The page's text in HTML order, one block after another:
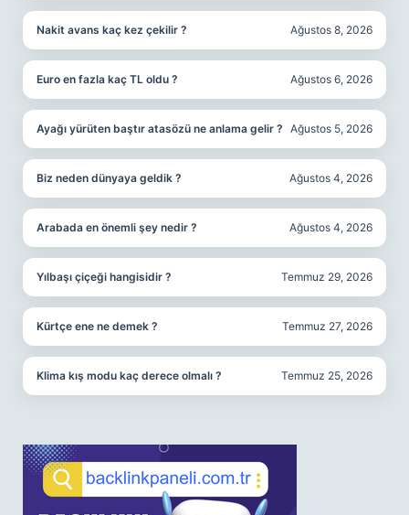
Nakit avans kaç kez çekilir ? Ağustos 8, 2026
Euro en fazla kaç TL oldu ? Ağustos 6, 2026
Ayağı yürüten baştır atasözü ne anlama gelir ? Ağustos 5, 2026
Biz neden dünyaya geldik ? Ağustos 4, 2026
Arabada en önemli şey nedir ? Ağustos 4, 2026
Yılbaşı çiçeği hangisidir ? Temmuz 29, 2026
Kürtçe ene ne demek ? Temmuz 27, 2026
Klima kış modu kaç derece olmalı ? Temmuz 25, 2026